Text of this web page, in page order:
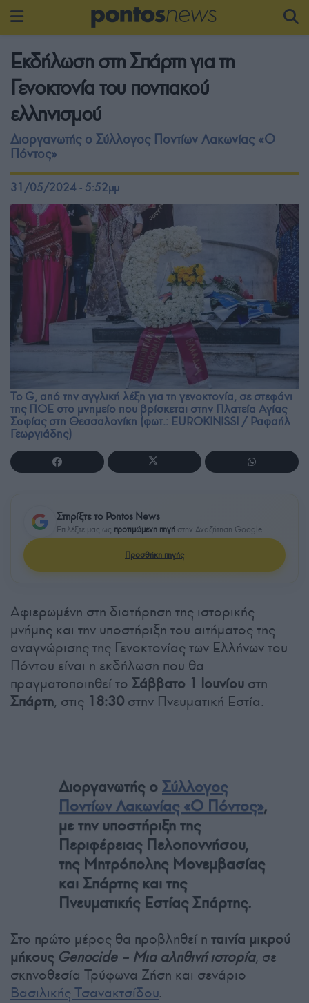
Εκδήλωση στη Σπάρτη για τη
Γενοκτονία του ποντιακού
ελληνισμού
Διοργανωτής ο Σύλλογος Ποντίων Λακωνίας «Ο
Πόντος»
31/05/2024 - 5:52μμ
To G, από την αγγλική λέξη για τη γενοκτονία, σε στεφάνι
της ΠΟΕ στο μνημείο που βρίσκεται στην Πλατεία Αγίας
Σοφίας στη Θεσσαλονίκη (φωτ.: EUROKINISSI / Ραφαήλ
Γεωργιάδης)
Στηρίξτε το Pontos News
Επιλέξτε μας ως προτιμώμενη πηγή στην Αναζήτηση Google
Προσθήκη πηγής
Αφιερωμένη στη διατήρηση της ιστορικής
μνήμης και την υποστήριξη του αιτήματος της
αναγνώρισης της Γενοκτονίας των Ελλήνων του
Πόντου είναι η εκδήλωση που θα
πραγματοποιηθεί το Σάββατο 1 Ιουνίου στη
Σπάρτη, στις 18:30 στην Πνευματική Εστία.
Διοργανωτής ο Σύλλογος
Ποντίων Λακωνίας «Ο Πόντος»,
με την υποστήριξη της
Περιφέρειας Πελοποννήσου,
της Μητρόπολης Μονεμβασίας
και Σπάρτης και της
Πνευματικής Εστίας Σπάρτης.
Στο πρώτο μέρος θα προβληθεί η ταινία μικρού
μήκους Genocide – Μια αληθινή ιστορία, σε
σκηνοθεσία Τρύφωνα Ζήση και σενάριο
Βασιλικής Τσανακτσίδου.